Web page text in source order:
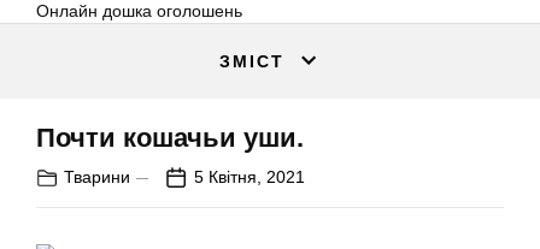
Онлайн дошка оголошень
ЗМІСТ
Почти кошачьи уши.
Тварини 5 Квітня, 2021